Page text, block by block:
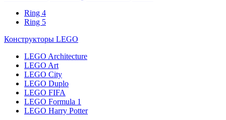
Ring 4
Ring 5
Конструкторы LEGO
LEGO Architecture
LEGO Art
LEGO City
LEGO Duplo
LEGO FIFA
LEGO Formula 1
LEGO Harry Potter